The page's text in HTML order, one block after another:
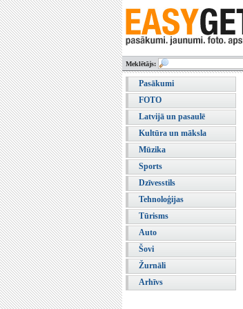
Meklētājs:
Pasākumi
FOTO
Latvijā un pasaulē
Kultūra un māksla
Mūzika
Sports
Dzīvesstils
Tehnoloģijas
Tūrisms
Auto
Šovi
Žurnāli
Arhīvs